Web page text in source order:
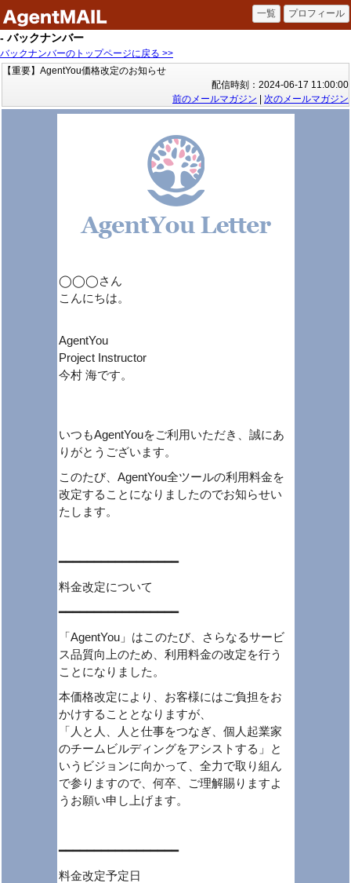
- バックナンバー
バックナンバーのトップページに戻る >>
【重要】AgentYou価格改定のお知らせ
配信時刻：2024-06-17 11:00:00
前のメールマガジン
次のメールマガジン
◯◯◯さん
こんにちは。
AgentYou
Project Instructor
今村 海です。
いつもAgentYouをご利用いただき、誠にあ
りがとうございます。
このたび、AgentYou全ツールの利用料金を
改定することになりましたのでお知らせい
たします。
━━━━━━━━━━━━━━━━━
料金改定について
━━━━━━━━━━━━━━━━━
「AgentYou」はこのたび、さらなるサービ
ス品質向上のため、利用料金の改定を行う
ことになりました。
本価格改定により、お客様にはご負担をお
かけすることとなりますが、
「人と人、人と仕事をつなぎ、個人起業家
のチームビルディングをアシストする」と
いうビジョンに向かって、全力で取り組ん
で参りますので、何卒、ご理解賜りますよ
うお願い申し上げます。
━━━━━━━━━━━━━━━━━
料金改定予定日